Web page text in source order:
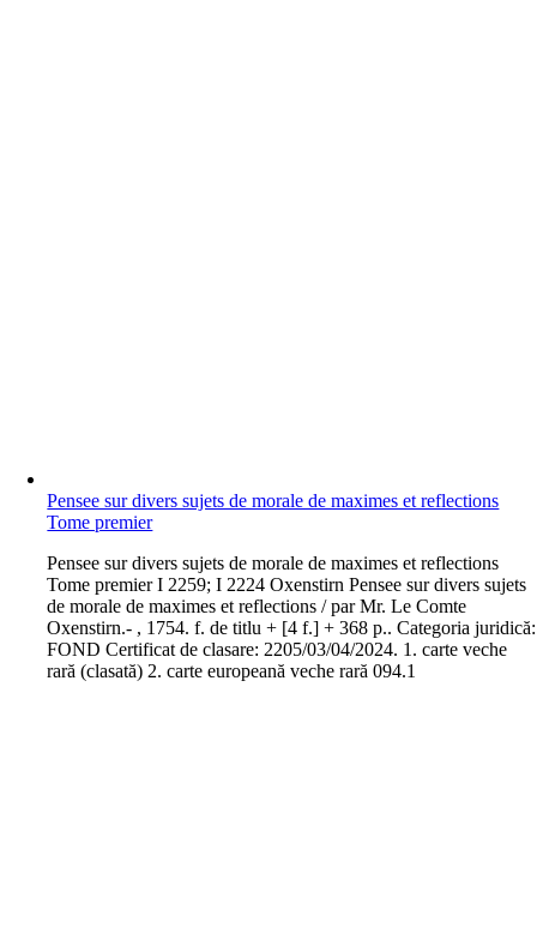
Pensee sur divers sujets de morale de maximes et reflections
Tome premier
Pensee sur divers sujets de morale de maximes et reflections
Tome premier I 2259; I 2224 Oxenstirn Pensee sur divers sujets
de morale de maximes et reflections / par Mr. Le Comte
Oxenstirn.- , 1754. f. de titlu + [4 f.] + 368 p.. Categoria juridică:
FOND Certificat de clasare: 2205/03/04/2024. 1. carte veche
rară (clasată) 2. carte europeană veche rară 094.1